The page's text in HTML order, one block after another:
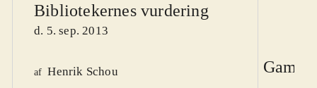
Bibliotekernes vurdering
d. 5. sep. 2013
af Henrik Schou Game